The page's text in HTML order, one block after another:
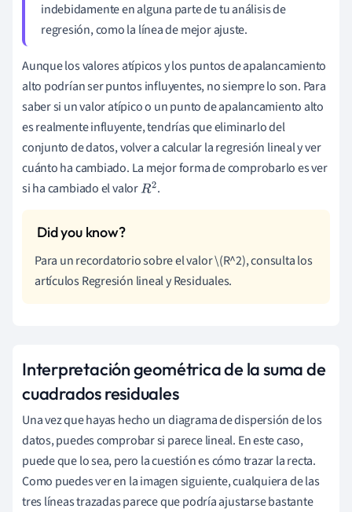
indebidamente en alguna parte de tu análisis de
regresión, como la línea de mejor ajuste.
Aunque los valores atípicos y los puntos de apalancamiento
alto podrían ser puntos influyentes, no siempre lo son. Para
saber si un valor atípico o un punto de apalancamiento alto
es realmente influyente, tendrías que eliminarlo del
conjunto de datos, volver a calcular la regresión lineal y ver
cuánto ha cambiado. La mejor forma de comprobarlo es ver
si ha cambiado el valorR2 .
Para un recordatorio sobre el valor \(R^2), consulta los
artículos Regresión lineal y Residuales.
Interpretación geométrica de la suma de
cuadrados residuales
Una vez que hayas hecho un diagrama de dispersión de los
datos, puedes comprobar si parece lineal. En este caso,
puede que lo sea, pero la cuestión es cómo trazar la recta.
Como puedes ver en la imagen siguiente, cualquiera de las
tres líneas trazadas parece que podría ajustarse bastante